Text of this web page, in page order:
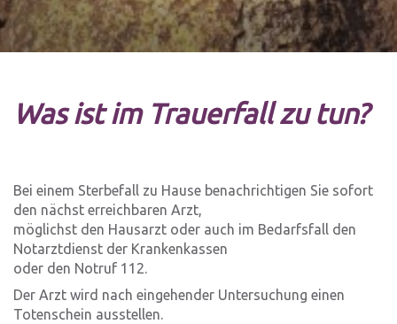
Was ist im Trauerfall zu tun?
Bei einem Sterbefall zu Hause benachrichtigen Sie sofort
den nächst erreichbaren Arzt,
möglichst den Hausarzt oder auch im Bedarfsfall den
Notarztdienst der Krankenkassen
oder den Notruf 112.
Der Arzt wird nach eingehender Untersuchung einen
Totenschein ausstellen.